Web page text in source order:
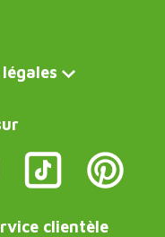
clientèle